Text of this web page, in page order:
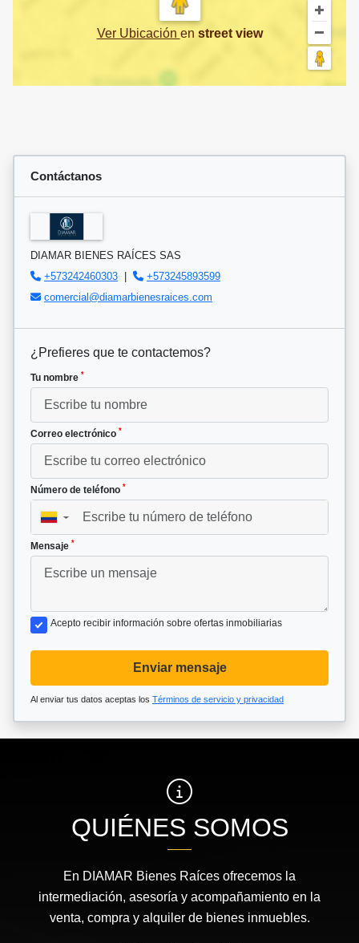
Ver Ubicación en street view
Contáctanos
DIAMAR BIENES RAÍCES SAS
+573242460303
+573245893599
comercial@diamarbienesraices.com
¿Prefieres que te contactemos?
Tu nombre *
Correo electrónico *
Número de teléfono *
▼
Mensaje *
Acepto recibir información sobre ofertas inmobiliarias
Enviar mensaje
Al enviar tus datos aceptas los Términos de servicio y privacidad
QUIÉNES SOMOS
En DIAMAR Bienes Raíces ofrecemos la
intermediación, asesoría y acompañamiento en la
venta, compra y alquiler de bienes inmuebles.